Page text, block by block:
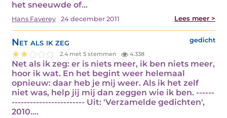
het sneeuwde of…
Hans Faverey 24 december 2011 Lees meer >
Net als ik zeg gedicht
2.4 met 5 stemmen 4.338
Net als ik zeg: er is niets meer, ik ben niets meer,
hoor ik wat. En het begint weer helemaal
opnieuw: daar heb je mij weer. Als ik het zelf
niet was, help jij mij dan zeggen wie ik ben. ------
------------------------ Uit: 'Verzamelde gedichten',
2010.…